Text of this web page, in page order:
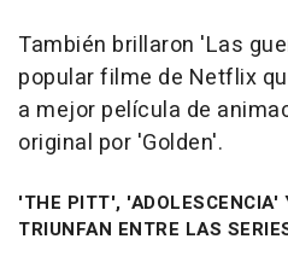
También brillaron 'Las
popular filme de Netflix
a mejor película de
original por 'Golden'.
'THE PITT', 'ADOLESCENCIA'
TRIUNFAN ENTRE LAS